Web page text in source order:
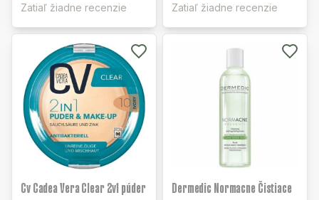
Zatiaľ žiadne recenzie Zatiaľ žiadne recenzie
Cv Cadea Vera Clear 2v1 púder
Dermedic Normacne Čistiace